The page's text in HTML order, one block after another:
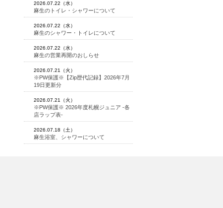
2026.07.22（水）
麻生のトイレ・シャワーについて
2026.07.22（水）
麻生のシャワー・トイレについて
2026.07.22（水）
麻生の営業再開のおしらせ
2026.07.21（火）
※PW保護※【Zip歴代記録】2026年7月
19日更新分
2026.07.21（火）
※PW保護※ 2026年度札幌ジュニア -各
店ラップ表-
2026.07.18（土）
麻生浴室、シャワーについて